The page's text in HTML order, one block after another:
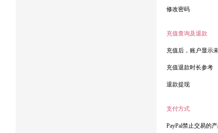
修改密码
充值查询及退款
充值后，账户显示
充值退款时长参考
退款提现
支付方式
PayPal禁止交易的